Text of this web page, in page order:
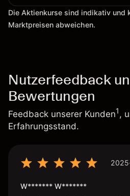
Die Aktienkurse sind indikativ und
Marktpreisen abweichen.
Nutzerfeedback
Bewertungen
Feedback unserer Kunden1,
Erfahrungsstand.
W******* W*******